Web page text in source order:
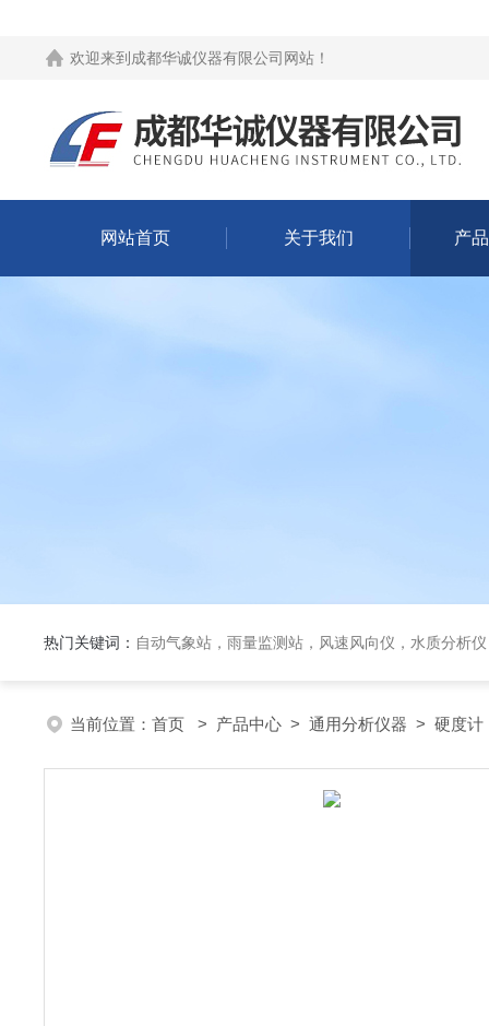
欢迎来到 成都华诚仪器有限公司网站 ！
网站首页 关于我们 产
热门关键词： 自动气象站，雨量监测站，风速风向仪，水质分析
当前位置： 首页 > 产品中心 > 通用分析仪器 > 硬度计